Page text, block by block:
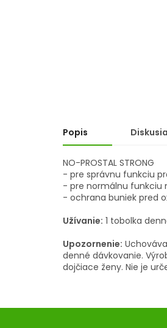
Popis Diskusia
NO-PROSTAL STRONG
- pre správnu funkciu
- pre normálnu funkciu
- ochrana buniek pred
Užívanie: 1 tobolka
Upozornenie:
denné dávkovanie.
dojčiace ženy. Nie je
Z